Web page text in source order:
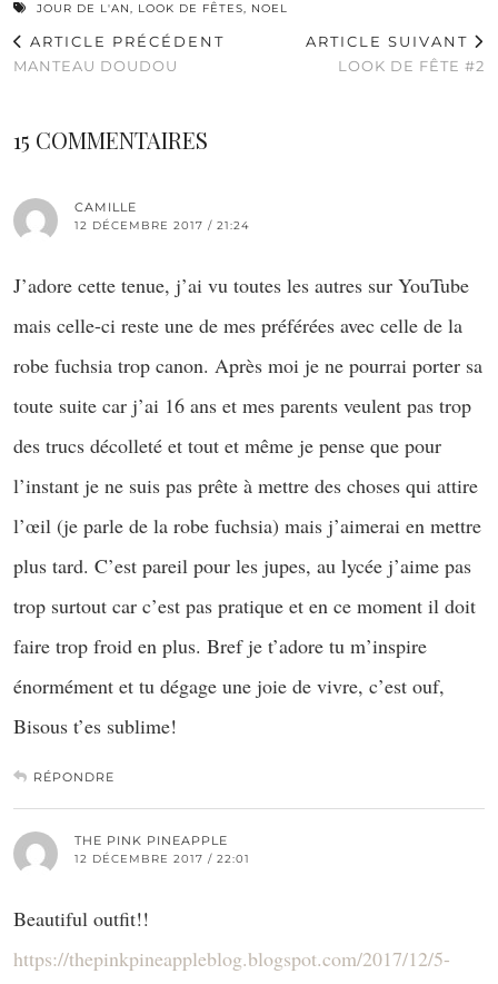
JOUR DE L'AN, LOOK DE FÊTES, NOEL
ARTICLE PRÉCÉDENT
MANTEAU DOUDOU
ARTICLE SUIVANT
LOOK DE FÊTE #2
15 COMMENTAIRES
CAMILLE
12 DÉCEMBRE 2017 / 21:24
J’adore cette tenue, j’ai vu toutes les autres sur YouTube
mais celle-ci reste une de mes préférées avec celle de la
robe fuchsia trop canon. Après moi je ne pourrai porter sa
toute suite car j’ai 16 ans et mes parents veulent pas trop
des trucs décolleté et tout et même je pense que pour
l’instant je ne suis pas prête à mettre des choses qui attire
l’œil (je parle de la robe fuchsia) mais j’aimerai en mettre
plus tard. C’est pareil pour les jupes, au lycée j’aime pas
trop surtout car c’est pas pratique et en ce moment il doit
faire trop froid en plus. Bref je t’adore tu m’inspire
énormément et tu dégage une joie de vivre, c’est ouf,
Bisous t’es sublime!
RÉPONDRE
THE PINK PINEAPPLE
12 DÉCEMBRE 2017 / 22:01
Beautiful outfit!!
https://thepinkpineappleblog.blogspot.com/2017/12/5-